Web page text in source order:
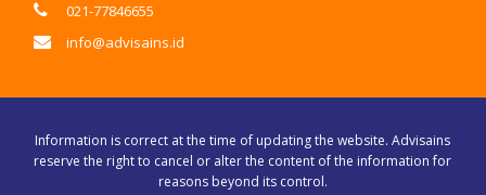
021-77846655
info@advisains.id
Information is correct at the time of updating the website. Advisains
reserve the right to cancel or alter the content of the information for
reasons beyond its control.